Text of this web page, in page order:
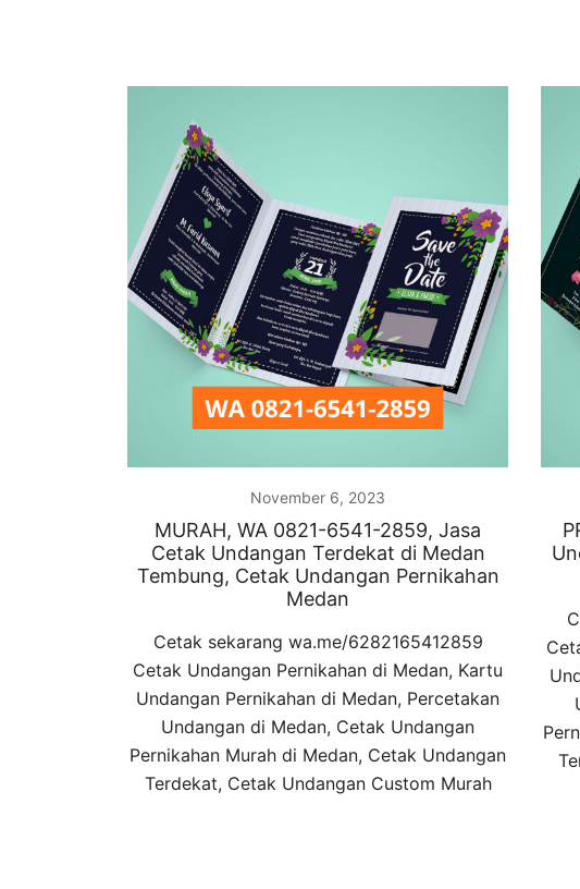
November 6, 2023
MURAH, WA 0821-6541-2859, Jasa
Cetak Undangan Terdekat di Medan
Tembung, Cetak Undangan Pernikahan
Medan
Cetak sekarang wa.me/6282165412859
Cetak Undangan Pernikahan di Medan, Kartu
Undangan Pernikahan di Medan, Percetakan
Undangan di Medan, Cetak Undangan
Pernikahan Murah di Medan, Cetak Undangan
Terdekat, Cetak Undangan Custom Murah